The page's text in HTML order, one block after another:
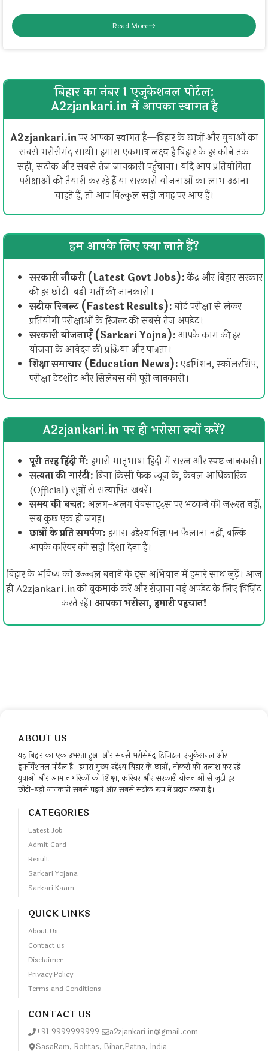
Read More
बिहार का नंबर 1 एजुकेशनल पोर्टल:
A2zjankari.in में आपका स्वागत है
A2zjankari.inपर आपका स्वागत है—बिहार के छात्रों और युवाओं का
सबसे भरोसेमंद साथी। हमारा एकमात्र लक्ष्य है बिहार के हर कोने तक
सही, सटीक और सबसे तेज़ जानकारी पहुँचाना। यदि आप प्रतियोगिता
परीक्षाओं की तैयारी कर रहे हैं या सरकारी योजनाओं का लाभ उठाना
चाहते हैं, तो आप बिल्कुल सही जगह पर आए हैं।
हम आपके लिए क्या लाते हैं?
सरकारी नौकरी (Latest Govt Jobs):केंद्र और बिहार सरकार
की हर छोटी-बड़ी भर्ती की जानकारी।
सटीक रिजल्ट (Fastest Results):बोर्ड परीक्षा से लेकर
प्रतियोगी परीक्षाओं के रिजल्ट की सबसे तेज़ अपडेट।
सरकारी योजनाएँ (Sarkari Yojna): आपके काम की हर
योजना के आवेदन की प्रक्रिया और पात्रता।
शिक्षा समाचार (Education News):एडमिशन, स्कॉलरशिप,
परीक्षा डेटशीट और सिलेबस की पूरी जानकारी।
A2zjankari.in पर ही भरोसा क्यों करें?
पूरी तरह हिंदी में:हमारी मातृभाषा हिंदी में सरल और स्पष्ट जानकारी।
सत्यता की गारंटी:बिना किसी फेक न्यूज़ के, केवल आधिकारिक
(Official) सूत्रों से सत्यापित खबरें।
समय की बचत: अलग-अलग वेबसाइट्स पर भटकने की ज़रूरत नहीं,
सब कुछ एक ही जगह।
छात्रों के प्रति समर्पण:हमारा उद्देश्य विज्ञापन फैलाना नहीं, बल्कि
आपके करियर को सही दिशा देना है।
बिहार के भविष्य को उज्ज्वल बनाने के इस अभियान में हमारे साथ जुड़ें। आज
ही A2zjankari.in को बुकमार्क करें और रोज़ाना नई अपडेट के लिए विज़िट
करते रहें। आपका भरोसा, हमारी पहचान!
ABOUT US
यह बिहार का एक उभरता हुआ और सबसे भरोसेमंद डिजिटल एजुकेशनल और
इंफॉर्मेशनल पोर्टल है। हमारा मुख्य उद्देश्य बिहार के छात्रों, नौकरी की तलाश कर रहे
युवाओं और आम नागरिकों को शिक्षा, करियर और सरकारी योजनाओं से जुड़ी हर
छोटी-बड़ी जानकारी सबसे पहले और सबसे सटीक रूप में प्रदान करना है।
CATEGORIES
Latest Job
Admit Card
Result
Sarkari Yojana
Sarkari Kaam
QUICK LINKS
About Us
Contact us
Disclaimer
Privacy Policy
Terms and Conditions
CONTACT US
+91 9999999999
a2zjankari.in@gmail.com
SasaRam, Rohtas, Bihar,Patna, India